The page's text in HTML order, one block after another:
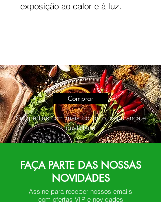
exposição ao calor e à luz.
Comprar
Seu pedido com mais conforto, segurança e
qualidade
FAÇA PARTE DAS NOSSAS
NOVIDADES
Assine para receber nossos emails
com ofertas VIP e novidades